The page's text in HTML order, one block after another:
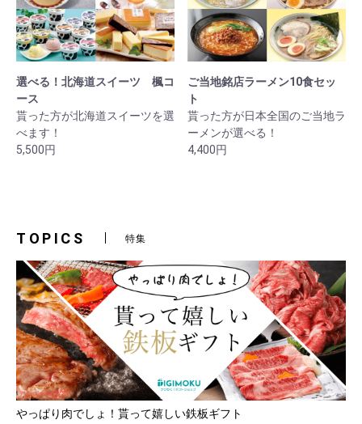
選べる！北海道スイーツ 楓コ
ース
貰った方が北海道スイーツを選
べます！
5,500円
ご当地銘店ラーメン10食セッ
ト
貰った方が日本全国のご当地ラ
ーメンが選べる！
4,400円
TOPICS 特集
やっぱり肉でしょ！貰って嬉しい鉄板ギフト